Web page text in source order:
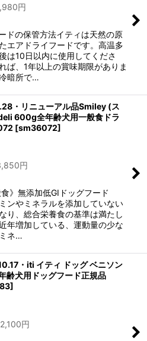
円
ドの保管方法イティは天然の原
エアドライフードです。高温多
は10日以内に使用してくださ
ば、1年以上の賞味期限がありま
暗所で…
・リニューアル品Smiley (ス
600g全年齢犬用一般食ドラ
[sm36072]
円
食》無添加低GIドッグフード
ンやミネラルを添加していない
り、総合栄養食の基準は満たし
年増加している、運動量の少な
ネ…
・iti イティ ドッグ ベニソン
齢犬用ドッグフード正規品
]
円